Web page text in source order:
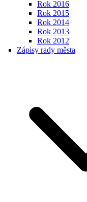
Rok 2016
Rok 2015
Rok 2014
Rok 2013
Rok 2012
Zápisy rady města